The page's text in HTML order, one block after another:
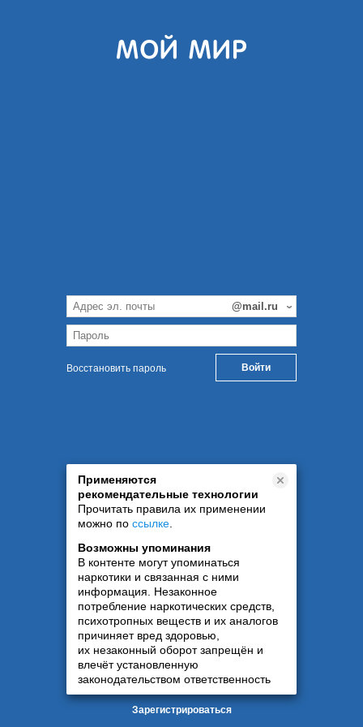
Восстановить пароль
Применяются
рекомендательные технологии
Прочитать правила их применении
можно по ссылке
Возможны упоминания
В контенте могут упоминаться
наркотики и связанная с ними
информация. Незаконное
потребление наркотических средств,
психотропных веществ и их аналогов
причиняет вред здоровью,
их незаконный оборот запрещён и
влечёт установленную
законодательством ответственность
Зарегистрироваться